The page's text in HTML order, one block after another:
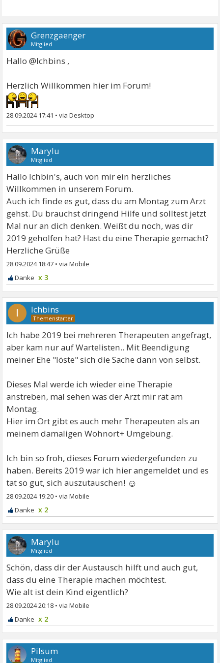
Grenzgaenger
Mitglied
Hallo @Ichbins ,
Herzlich Willkommen hier im Forum!
28.09.2024 17:41 •
Marylu
Mitglied
Hallo Ichbin's, auch von mir ein herzliches
Willkommen in unserem Forum.
Auch ich finde es gut, dass du am Montag zum Arzt
gehst. Du brauchst dringend Hilfe und solltest jetzt
Mal nur an dich denken. Weißt du noch, was dir
2019 geholfen hat? Hast du eine Therapie gemacht?
Herzliche Grüße
28.09.2024 18:47 •
x 3
I Ichbins
Ich habe 2019 bei mehreren Therapeuten angefragt,
aber kam nur auf Wartelisten.. Mit Beendigung
meiner Ehe "löste" sich die Sache dann von selbst.
Dieses Mal werde ich wieder eine Therapie
anstreben, mal sehen was der Arzt mir rät am
Montag.
Hier im Ort gibt es auch mehr Therapeuten als an
meinem damaligen Wohnort+ Umgebung.
Ich bin so froh, dieses Forum wiedergefunden zu
haben. Bereits 2019 war ich hier angemeldet und es
tat so gut, sich auszutauschen! ☺
28.09.2024 19:20 •
x 2
Marylu
Mitglied
Schön, dass dir der Austausch hilft und auch gut,
dass du eine Therapie machen möchtest.
Wie alt ist dein Kind eigentlich?
28.09.2024 20:18 •
x 2
Pilsum
Mitglied